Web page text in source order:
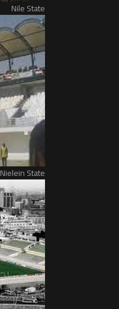
Nile State
Nielein State